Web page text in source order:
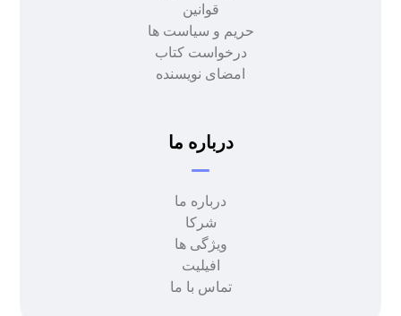
قوانین
حریم و سیاست ها
درخواست کتاب
امضای نویسنده
درباره ما
درباره ما
شرکا
ویژگی ها
افیلیت
تماس با ما